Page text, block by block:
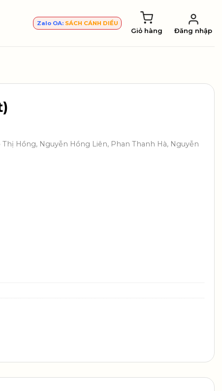
Zalo OA: SÁCH CÁNH DIỀU
Giỏ hàng Đăng nhập
Hồng, Nguyễn Hồng Liên, Phan Thanh Hà, Nguyễn